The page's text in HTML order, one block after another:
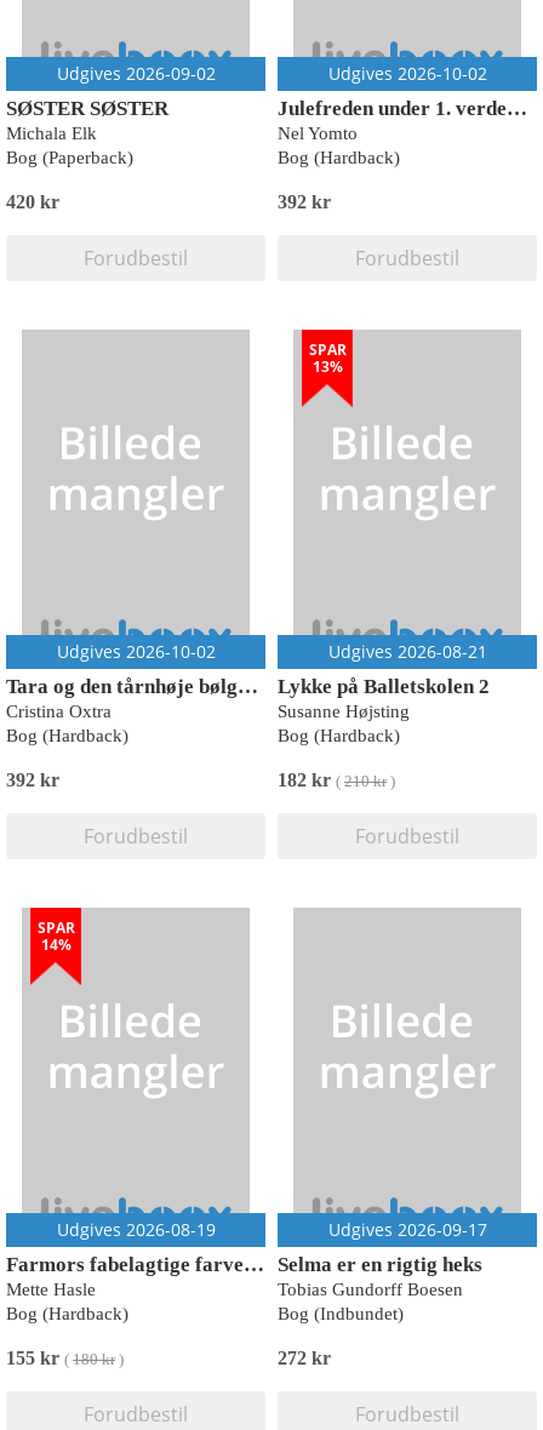
Udgives 2026-09-02
SØSTER SØSTER
Michala Elk
Bog (Paperback)
420 kr
Forudbestil
Udgives 2026-10-02
Julefreden under 1. verdenskrig
Nel Yomto
Bog (Hardback)
392 kr
Forudbestil
Udgives 2026-10-02
Tara og den tårnhøje bølge - Historien om en pige der overlevede tsunamien
Cristina Oxtra
Bog (Hardback)
392 kr
Forudbestil
SPAR
13%
Udgives 2026-08-21
Lykke på Balletskolen 2
Susanne Højsting
Bog (Hardback)
182 kr ( 210 kr)
Forudbestil
SPAR
14%
Udgives 2026-08-19
Farmors fabelagtige farvelfest
Mette Hasle
Bog (Hardback)
155 kr ( 180 kr)
Forudbestil
Udgives 2026-09-17
Selma er en rigtig heks
Tobias Gundorff Boesen
Bog (Indbundet)
272 kr
Forudbestil